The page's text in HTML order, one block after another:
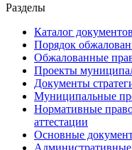
Разделы
Каталог документов
Порядок
Обжалованные
Проекты
Документы
Муниципальные
Нормативные
аттестации
Основные